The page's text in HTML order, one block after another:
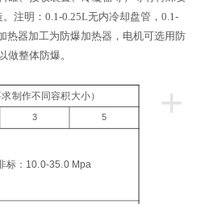
。注明：0.1-0.25L无内冷却盘管，0.1-
热器加工为防爆加热器，电机可选用防
做整体防爆。
+
制作不同容积大小）
3 5
标：10.0-35.0 Mpa